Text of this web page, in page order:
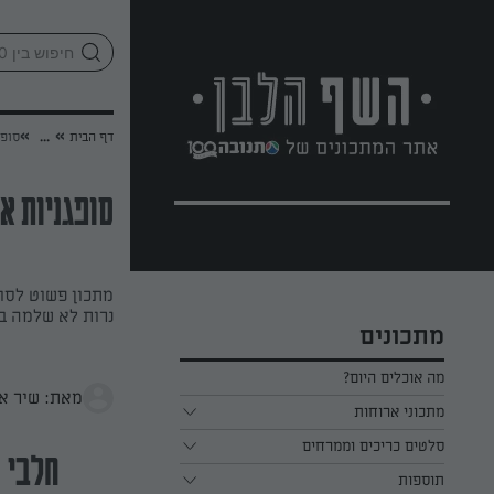
מתכונים
מה אוכלים היום?
מתכוני ארוחות
ארוחת בוקר
ארוחת צהריים
סלטים כריכים וממרחים
כל הסלטים כריכים וממרחים
תוספות
דף הבית »
...
»
סופגניות
מתכון פשוט
נרות לא שלמה
מאת: שיר
חלבי